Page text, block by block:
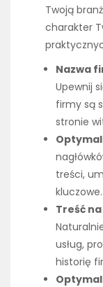
Twoją
charakter
Nazwa
Upewnij
firmy są
stronie
treści,
kluczowe.
Treść
usług,
historię